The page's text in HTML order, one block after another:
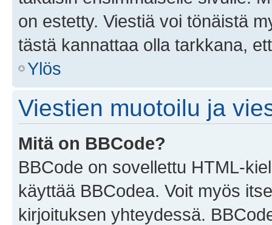
on estetty. Viestiä voi tönäistä
tästä kannattaa olla tarkkana,
Ylös
Viestien muotoilu ja
Mitä on BBCode?
BBCode on sovellettu HTML-
käyttää BBCodea. Voit myös
kirjoituksen yhteydessä.